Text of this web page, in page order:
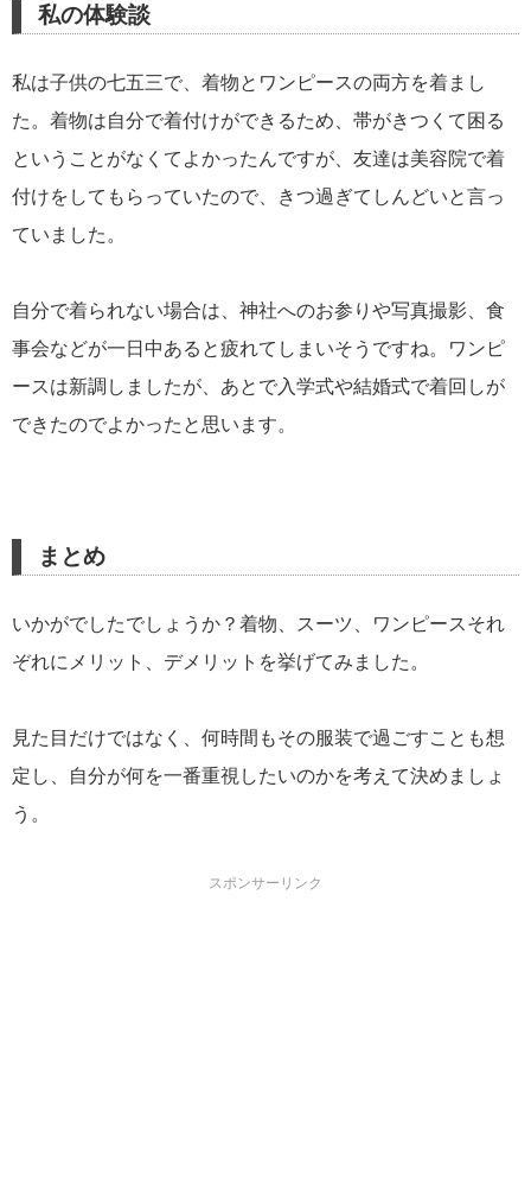
私の体験談
私は子供の七五三で、着物とワンピースの両方を着まし
た。着物は自分で着付けができるため、帯がきつくて困る
ということがなくてよかったんですが、友達は美容院で着
付けをしてもらっていたので、きつ過ぎてしんどいと言っ
ていました。
自分で着られない場合は、神社へのお参りや写真撮影、食
事会などが一日中あると疲れてしまいそうですね。ワンピ
ースは新調しましたが、あとで入学式や結婚式で着回しが
できたのでよかったと思います。
まとめ
いかがでしたでしょうか？着物、スーツ、ワンピースそれ
ぞれにメリット、デメリットを挙げてみました。
見た目だけではなく、何時間もその服装で過ごすことも想
定し、自分が何を一番重視したいのかを考えて決めましょ
う。
スポンサーリンク